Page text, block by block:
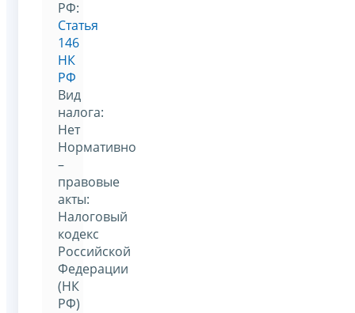
РФ:
Статья
146
НК
РФ
Вид
налога:
Нет
Нормативно
–
правовые
акты:
Налоговый
кодекс
Российской
Федерации
(НК
РФ)